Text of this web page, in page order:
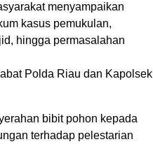
menyampaikan
kasus pemukulan,
hingga permasalahan
Polda Riau dan Kapolsek
bibit pohon kepada
terhadap pelestarian